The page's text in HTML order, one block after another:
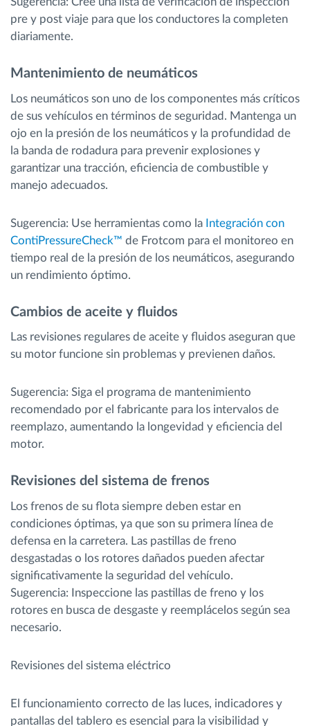
pre y post viaje para que los conductores la completen
diariamente.
Mantenimiento de neumáticos
Los neumáticos son uno de los componentes más críticos
de sus vehículos en términos de seguridad. Mantenga un
ojo en la presión de los neumáticos y la profundidad de
la banda de rodadura para prevenir explosiones y
garantizar una tracción, eficiencia de combustible y
manejo adecuados.
Sugerencia: Use herramientas como la Integración con
ContiPressureCheck™ de Frotcom para el monitoreo en
tiempo real de la presión de los neumáticos, asegurando
un rendimiento óptimo.
Cambios de aceite y fluidos
Las revisiones regulares de aceite y fluidos aseguran que
su motor funcione sin problemas y previenen daños.
Sugerencia: Siga el programa de mantenimiento
recomendado por el fabricante para los intervalos de
reemplazo, aumentando la longevidad y eficiencia del
motor.
Revisiones del sistema de frenos
Los frenos de su flota siempre deben estar en
condiciones óptimas, ya que son su primera línea de
defensa en la carretera. Las pastillas de freno
desgastadas o los rotores dañados pueden afectar
significativamente la seguridad del vehículo.
Sugerencia: Inspeccione las pastillas de freno y los
rotores en busca de desgaste y reemplácelos según sea
necesario.
Revisiones del sistema eléctrico
El funcionamiento correcto de las luces, indicadores y
pantallas del tablero es esencial para la visibilidad y